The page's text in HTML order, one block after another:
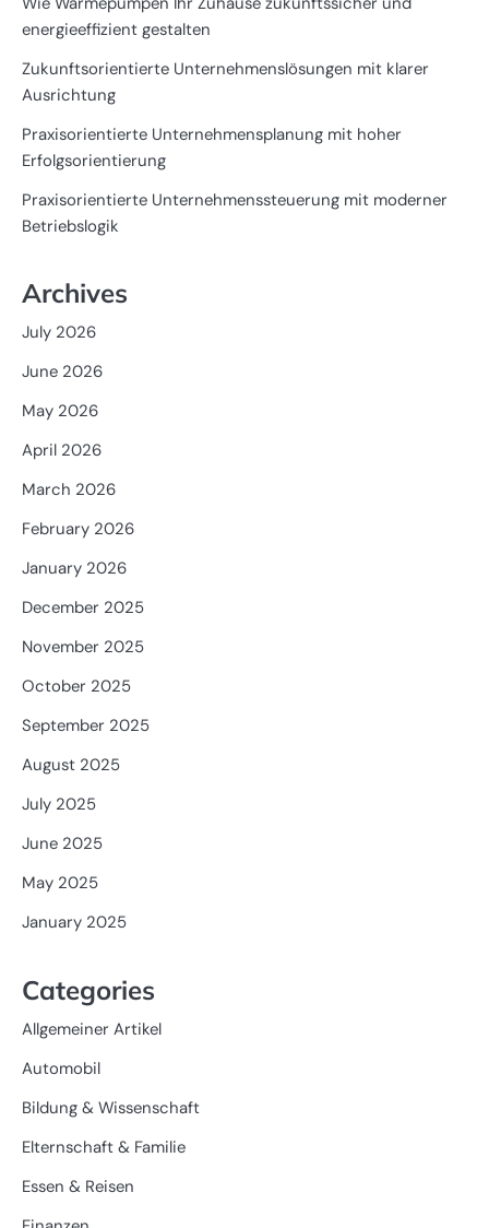
energieeffizient gestalten
Zukunftsorientierte Unternehmenslösungen mit klarer
Ausrichtung
Praxisorientierte Unternehmensplanung mit hoher
Erfolgsorientierung
Praxisorientierte Unternehmenssteuerung mit moderner
Betriebslogik
Archives
July 2026
June 2026
May 2026
April 2026
March 2026
February 2026
January 2026
December 2025
November 2025
October 2025
September 2025
August 2025
July 2025
June 2025
May 2025
January 2025
Categories
Allgemeiner Artikel
Automobil
Bildung & Wissenschaft
Elternschaft & Familie
Essen & Reisen